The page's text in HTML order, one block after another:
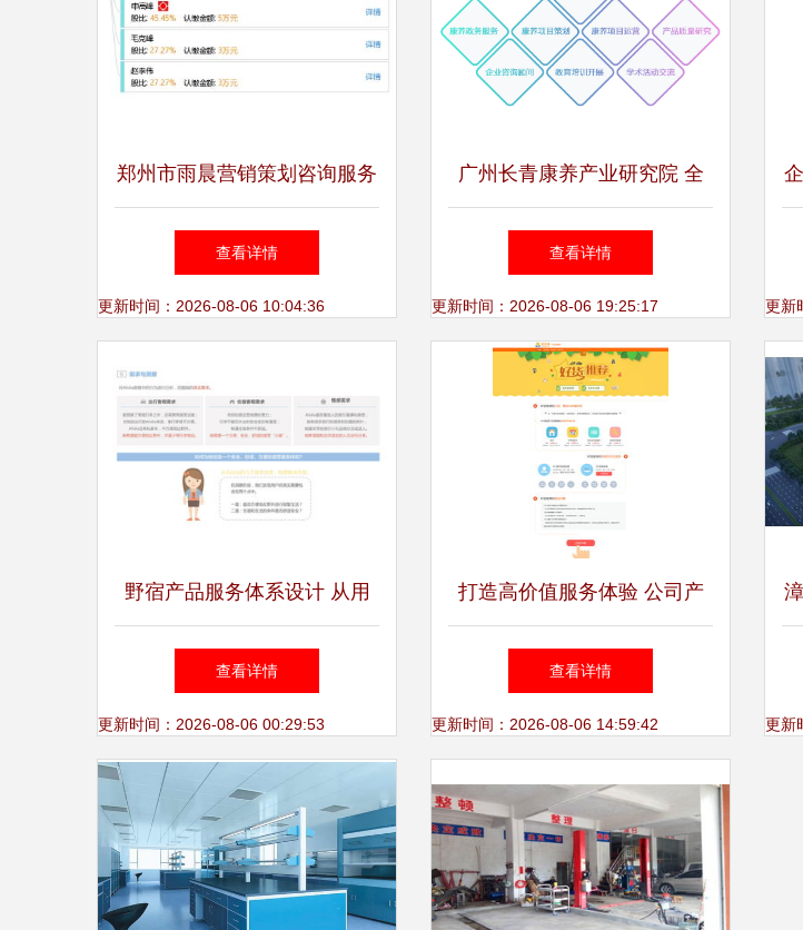
郑州市雨晨营销策划咨询服务
有限责任公司 专业引领行业
咨询策划新风尚
查看详情
更新时间：2026-08-06 10:04:36
广州长青康养产业研究院 全
方位咨询策划服务，引领康养
产业新未来
查看详情
更新时间：2026-08-06 19:25:17 更新
野宿产品服务体系设计 从用
户洞察到价值闭环的咨询策划
视角
查看详情
更新时间：2026-08-06 00:29:53
打造高价值服务体验 公司产
品服务中的专题设计与咨询策
划战略
查看详情
更新时间：2026-08-06 14:59:42 更新